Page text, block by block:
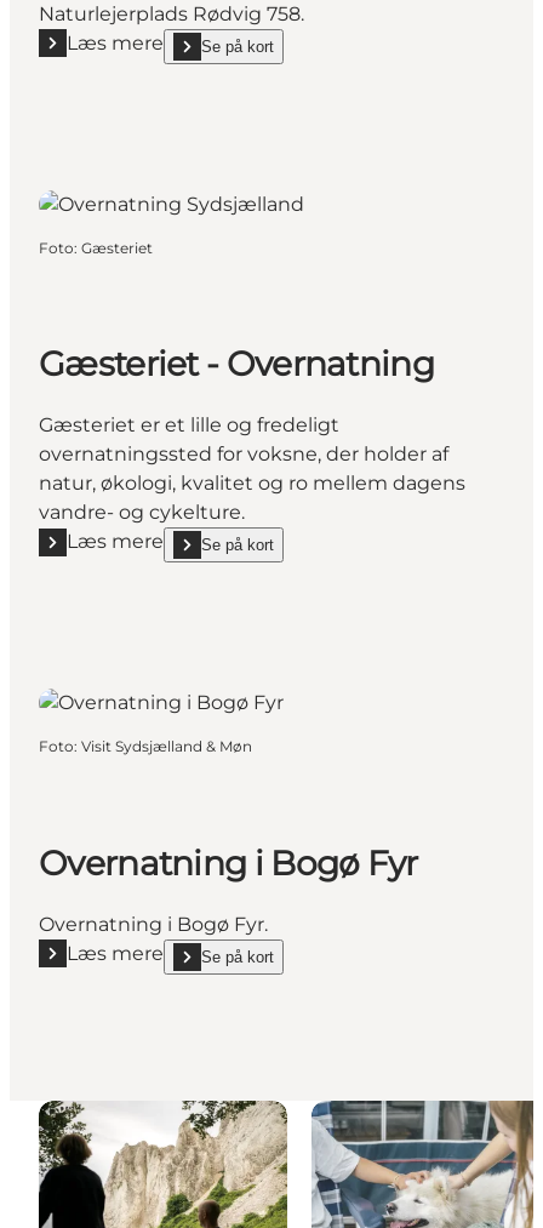
Naturlejerplads Rødvig 758.
Læs mere
Læs mere "Naturlejrplads Rødvig"
Se på kort
show Naturlejrplads Rødvig on_map
Foto: Gæsteriet
Gæsteriet - Overnatning
Gæsteriet er et lille og fredeligt
overnatningssted for voksne, der holder af
natur, økologi, kvalitet og ro mellem dagens
vandre- og cykelture.
Læs mere
Læs mere "Gæsteriet - Overnatning"
Se på kort
show Gæsteriet - Overnatning on_map
Foto: Visit Sydsjælland & Møn
Overnatning i Bogø Fyr
Overnatning i Bogø Fyr.
Læs mere
Læs mere "Overnatning i Bogø Fyr"
Se på kort
show Overnatning i Bogø Fyr on_map